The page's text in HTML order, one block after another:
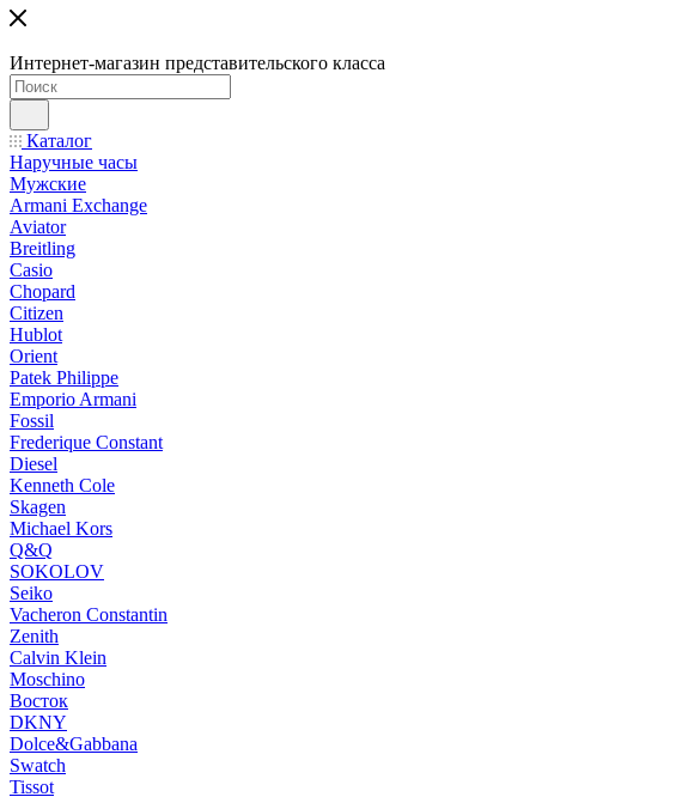
Интернет-магазин представительского класса
Каталог
Наручные часы
Мужские
Armani Exchange
Aviator
Breitling
Casio
Chopard
Citizen
Hublot
Orient
Patek Philippe
Emporio Armani
Fossil
Frederique Constant
Diesel
Kenneth Cole
Skagen
Michael Kors
Q&Q
SOKOLOV
Seiko
Vacheron Constantin
Zenith
Calvin Klein
Moschino
Восток
DKNY
Dolce&Gabbana
Swatch
Tissot